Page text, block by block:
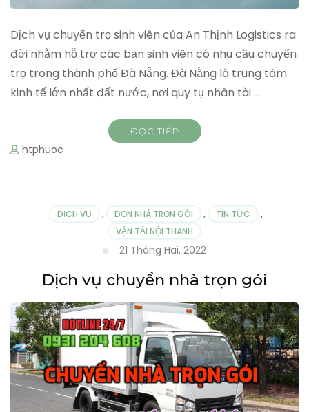
Dịch vụ chuyển trọ sinh viên của An Thịnh Logistics ra
đời nhằm hỗ trợ các bạn sinh viên có nhu cầu chuyển
trọ trong thành phố Đà Nẵng. Đà Nẵng là trung tâm
kinh tế lớn nhất đất nước, nơi quy tụ nhân tài …
ĐỌC TIẾP
htphuoc
DỊCH VỤ , DỌN NHÀ TRỌN GÓI , TIN TỨC
,
VẬN TẢI NỘI THÀNH
21 Tháng Hai, 2022
Dịch vụ chuyển nhà trọn gói